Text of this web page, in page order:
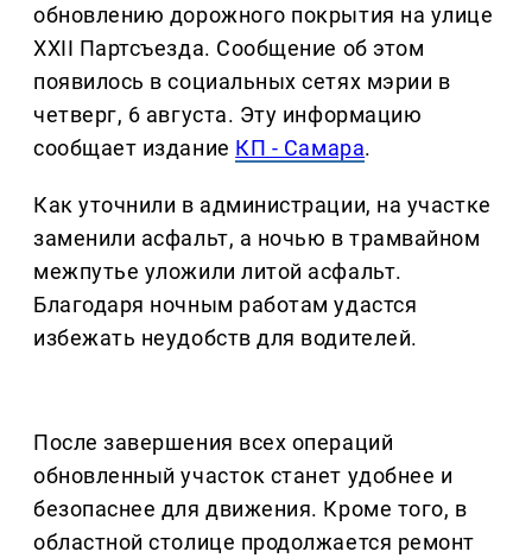
обновлению дорожного покрытия на улице
XXII Партсъезда. Сообщение об этом
появилось в социальных сетях мэрии в
четверг, 6 августа. Эту информацию
сообщает издание КП - Самара.
Как уточнили в администрации, на участке
заменили асфальт, а ночью в трамвайном
межпутье уложили литой асфальт.
Благодаря ночным работам удастся
избежать неудобств для водителей.
После завершения всех операций
обновленный участок станет удобнее и
безопаснее для движения. Кроме того, в
областной столице продолжается ремонт